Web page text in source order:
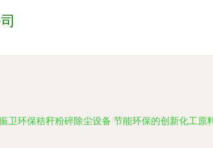
卫环保秸秆粉碎除尘设备 节能环保的创新化工原